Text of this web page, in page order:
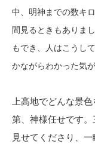
中、明神までの数キ
間見るときもありま
もでき、人はこうし
かながらわかった気が
上高地でどんな景
第、神様任せです
見せてくださり、